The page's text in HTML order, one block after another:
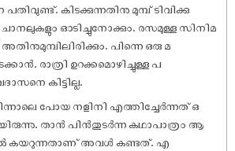
കിടക്കുന്നതിനു മുമ്പ് ടിവിക്കു
ഓടിച്ചുനോക്കും. രസമുള്ള സിനിമ
പിന്നെ ഒരു മ
രാത്രി ഉറക്കമൊഴിച്ചുള്ള പ
കിട്ടില്ല.
പോയ നളിനി എത്തിച്ചേർന്നത് ഒ
താൻ പിൻതുടർന്ന കഥാപാത്രം ആ
കയറുന്നതാണ് അവൾ കണ്ടത്. എ